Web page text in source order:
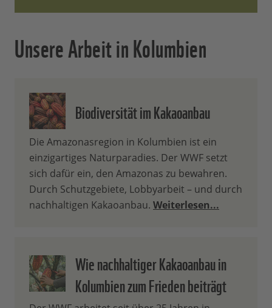
Unsere Arbeit in Kolumbien
Biodiversität im Kakaoanbau
Die Amazonasregion in Kolumbien ist ein
einzigartiges Naturparadies. Der WWF setzt
sich dafür ein, den Amazonas zu bewahren.
Durch Schutzgebiete, Lobbyarbeit – und durch
nachhaltigen Kakaoanbau. Weiterlesen...
Wie nachhaltiger Kakaoanbau in
Kolumbien zum Frieden beiträgt